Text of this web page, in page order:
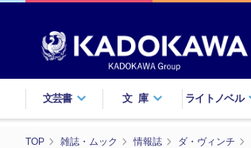
文芸書 文庫 ライトノベル
TOP 雑誌・ムック 情報誌 ダ・ヴィンチ